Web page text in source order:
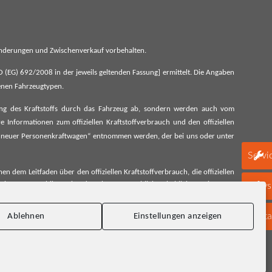
Ablehnen Einstellungen anzeigen
und Zwischenverkauf vorbehalten.
692/2008 in der jeweils geltenden Fassung] ermittelt. Die Angaben
Fahrzeugtypen.
des Kraftstoffs durch das Fahrzeug ab, sondern werden auch vom
Informationen zum offiziellen Kraftstoffverbrauch und den offiziellen
Personenkraftwagen“ entnommen werden, der bei uns oder unter
dem Leitfaden über den offiziellen Kraftstoffverbrauch, die offiziellen
Automobil Treuhand GmbH unentgeltlich erhältlich, sowie unter